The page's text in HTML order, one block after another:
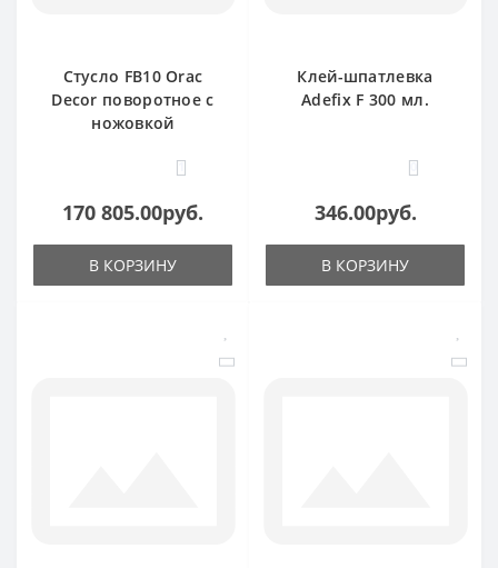
Стусло FB10 Orac
Decor поворотное с
ножовкой
1
170 805.00руб.
В КОРЗИНУ
Клей-шпатлевка
Adefix F 300 мл.
0
346.00руб.
В КОРЗИНУ